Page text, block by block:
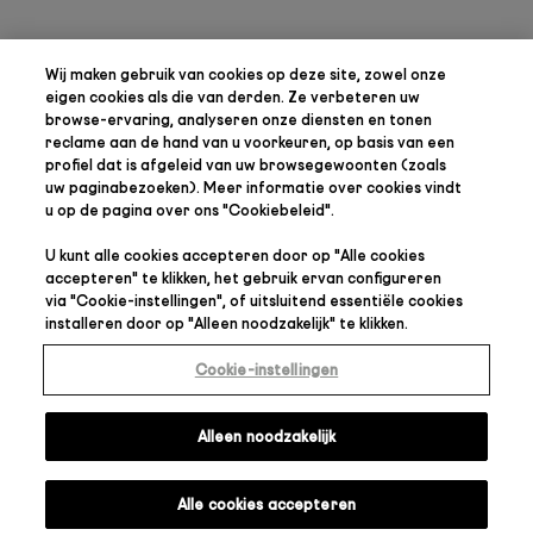
Wij maken gebruik van cookies op deze site, zowel onze
eigen cookies als die van derden. Ze verbeteren uw
browse-ervaring, analyseren onze diensten en tonen
reclame aan de hand van u voorkeuren, op basis van een
profiel dat is afgeleid van uw browsegewoonten (zoals
uw paginabezoeken). Meer informatie over cookies vindt
u op de pagina over ons "Cookiebeleid".
U kunt alle cookies accepteren door op "Alle cookies
accepteren" te klikken, het gebruik ervan configureren
via "Cookie-instellingen", of uitsluitend essentiële cookies
installeren door op "Alleen noodzakelijk" te klikken.
Cookie-instellingen
Alleen noodzakelijk
Alle cookies accepteren